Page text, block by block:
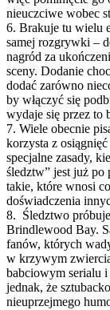
nieuczciwe wobec
6. Brakuje tu wielu
samej rozgrywki –
nagród za
sceny. Dodanie
dodać zarówno
by włączyć się
wydaje się przez to
7. Wiele obecnie
korzysta z
specjalne zasady,
śledztw” jest już po
takie, które wnosi
doświadczenia
8. Śledztwo
Brindlewood Bay.
fanów, których
w krzywym
babciowym serialu
jednak, że
nieuprzejmego